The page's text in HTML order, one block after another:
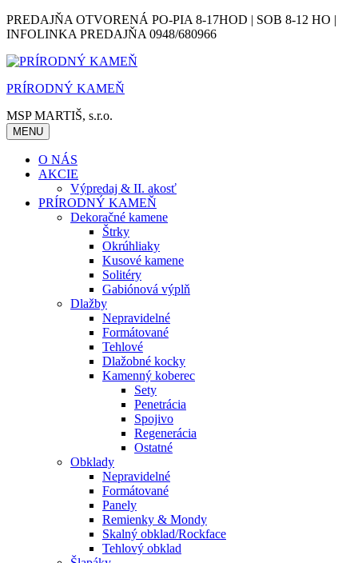
Skip
to
PREDAJŇA OTVORENÁ PO-PIA 8-17HOD | SOB 8-12 HO |
INFOLINKA PREDAJŇA 0948/680966
PRÍRODNÝ KAMEŇ
MSP MARTIŠ, s.r.o.
MENU
O NÁS
AKCIE
Výpredaj & II. akosť
PRÍRODNÝ KAMEŇ
Dekoračné kamene
Štrky
Okrúhliaky
Kusové kamene
Solitéry
Gabiónová výplň
Dlažby
Nepravidelné
Formátované
Tehlové
Dlažobné kocky
Kamenný koberec
Sety
Penetrácia
Spojivo
Regenerácia
Ostatné
Obklady
Nepravidelné
Formátované
Panely
Remienky & Mondy
Skalný obklad/Rockface
Tehlový obklad